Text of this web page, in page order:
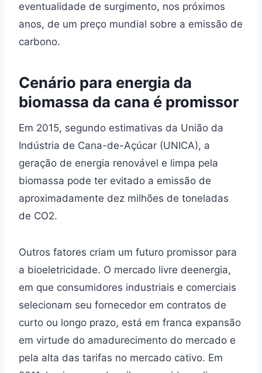
eventualidade de surgimento, nos próximos
anos, de um preço mundial sobre a emissão de
carbono.
Cenário para energia da
biomassa da cana é promissor
Em 2015, segundo estimativas da União da
Indústria de Cana-de-Açúcar (UNICA), a
geração de energia renovável e limpa pela
biomassa pode ter evitado a emissão de
aproximadamente dez milhões de toneladas
de CO2.
Outros fatores criam um futuro promissor para
a bioeletricidade. O mercado livre deenergia,
em que consumidores industriais e comerciais
selecionam seu fornecedor em contratos de
curto ou longo prazo, está em franca expansão
em virtude do amadurecimento do mercado e
pela alta das tarifas no mercado cativo. Em